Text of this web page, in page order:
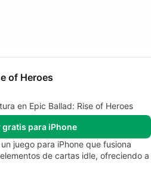
of Heroes
en Epic Ballad: Rise of Heroes
gratis para iPhone
juego para iPhone que fusiona
de cartas idle, ofreciendo a